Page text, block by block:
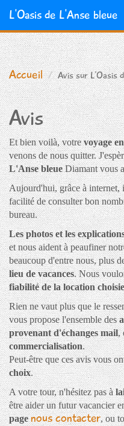
Aller
au
contenu
principal
L'Oasis de L'Anse bleue
Accueil Avis sur L'Oasis
Avis
Et bien voilà, votrevoyage
venons de nous quitter.
L'Anse bleueDiamant vous
Aujourd'hui, grâce à internet,
facilité de consulter bon
bureau.
Les photos et les
et nous aident à peaufiner
beaucoup d'entre nous, plus
lieu de vacances. Nous
fiabilité de la location choisie
Rien ne vaut plus que le
vous propose l'ensemble des
provenant d'échanges mail,
commercialisation.
Peut-être que ces avis vous
choix.
A votre tour, n'hésitez pas à
être aider un futur vacancier
page nous contacter, ou